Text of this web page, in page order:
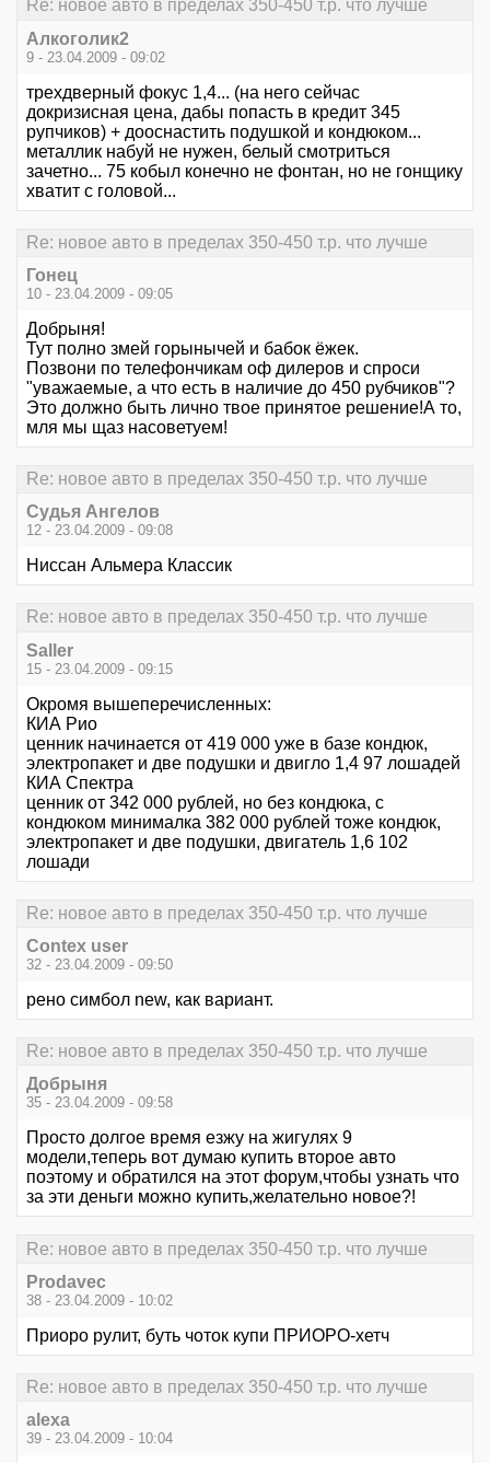
Re: новое авто в пределах 350-450 т.р. что лучше
Алкоголик2
9 - 23.04.2009 - 09:02
трехдверный фокус 1,4... (на него сейчас
докризисная цена, дабы попасть в кредит 345
рупчиков) + дооснастить подушкой и кондюком...
металлик набуй не нужен, белый смотриться
зачетно... 75 кобыл конечно не фонтан, но не гонщику
хватит с головой...
Re: новое авто в пределах 350-450 т.р. что лучше
Гонец
10 - 23.04.2009 - 09:05
Добрыня!
Тут полно змей горынычей и бабок ёжек.
Позвони по телефончикам оф дилеров и спроси
"уважаемые, а что есть в наличие до 450 рубчиков"?
Это должно быть лично твое принятое решение!А то,
мля мы щаз насоветуем!
Re: новое авто в пределах 350-450 т.р. что лучше
Судья Ангелов
12 - 23.04.2009 - 09:08
Ниссан Альмера Классик
Re: новое авто в пределах 350-450 т.р. что лучше
Saller
15 - 23.04.2009 - 09:15
Окромя вышеперечисленных:
КИА Рио
ценник начинается от 419 000 уже в базе кондюк,
электропакет и две подушки и двигло 1,4 97 лошадей
КИА Спектра
ценник от 342 000 рублей, но без кондюка, с
кондюком минималка 382 000 рублей тоже кондюк,
электропакет и две подушки, двигатель 1,6 102
лошади
Re: новое авто в пределах 350-450 т.р. что лучше
Contex user
32 - 23.04.2009 - 09:50
рено симбол new, как вариант.
Re: новое авто в пределах 350-450 т.р. что лучше
Добрыня
35 - 23.04.2009 - 09:58
Просто долгое время езжу на жигулях 9
модели,теперь вот думаю купить второе авто
поэтому и обратился на этот форум,чтобы узнать что
за эти деньги можно купить,желательно новое?!
Re: новое авто в пределах 350-450 т.р. что лучше
Prodavec
38 - 23.04.2009 - 10:02
Приоро рулит, буть чоток купи ПРИОРО-хетч
Re: новое авто в пределах 350-450 т.р. что лучше
alexa
39 - 23.04.2009 - 10:04